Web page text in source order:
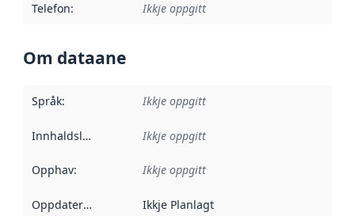
Telefon: Ikkje oppgitt
Om dataane
Språk: Ikkje oppgitt
Innhaldsleverandørar :
Ikkje oppgitt
Opphav: Ikkje oppgitt
Oppdateringsfrekvens :
Ikkje Planlagt